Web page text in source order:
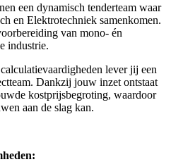
een dynamisch tenderteam waar
en Elektrotechniek samenkomen.
van mono- én
industrie.
lever jij een
Dankzij jouw inzet ontstaat
kostprijsbegroting, waardoor
aan de slag kan.